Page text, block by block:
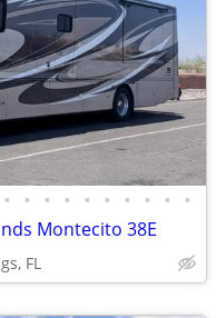
• • • • • • • • • •
Montecito 38E
FL